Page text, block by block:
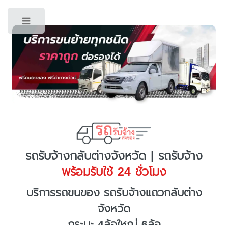
รถรับจ้างกลับต่างจังหวัด | รถรับจ้าง
พร้อมรับใช้ 24 ชั่วโมง
บริการรถขนของ รถรับจ้างแถวกลับต่าง
จังหวัด
Toggle